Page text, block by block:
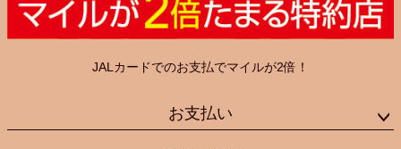
JALカードでのお支払でマイルが2倍！
お支払い